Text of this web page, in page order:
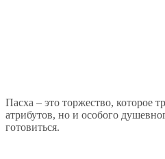
Пасха – это торжество, которое
атрибутов, но и особого
готовиться.